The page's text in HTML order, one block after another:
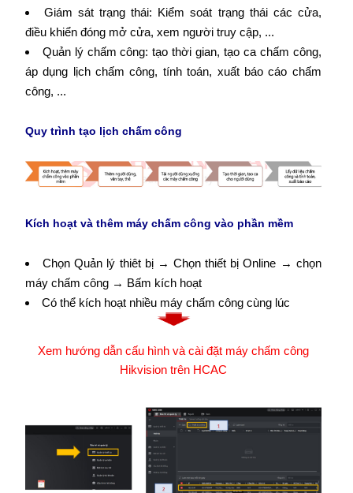
Giám sát trạng thái: Kiểm soát trạng thái các cửa,
điều khiển đóng mở cửa, xem người truy cập, ...
Quản lý chấm công: tạo thời gian, tạo ca chấm công,
áp dụng lịch chấm công, tính toán, xuất báo cáo chấm
công, ...
Quy trình tạo lịch chấm công
Kích hoạt và thêm máy chấm công vào phần mềm
Chọn Quản lý thiêt bị → Chọn thiết bị Online → chọn
máy chấm công → Bấm kích hoạt
Có thể kích hoạt nhiều máy chấm công cùng lúc
Xem hướng dẫn cấu hình và cài đặt máy chấm công
Hikvision trên HCAC